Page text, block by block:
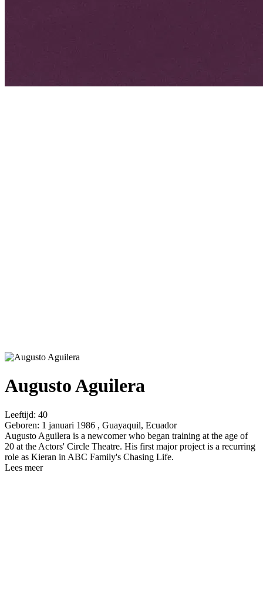
Augusto Aguilera
Leeftijd: 40
Geboren: 1 januari 1986 , Guayaquil, Ecuador
Augusto Aguilera is a newcomer who began training at the age of
20 at the Actors' Circle Theatre. His first major project is a recurring
role as Kieran in ABC Family's Chasing Life.
Lees meer